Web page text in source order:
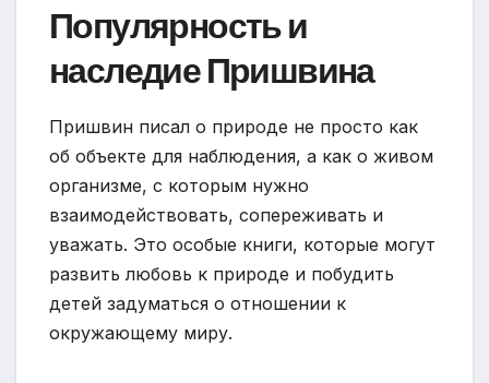
Популярность и
наследие Пришвина
Пришвин писал о природе не просто как
об объекте для наблюдения, а как о живом
организме, с которым нужно
взаимодействовать, сопереживать и
уважать. Это особые книги, которые могут
развить любовь к природе и побудить
детей задуматься о отношении к
окружающему миру.